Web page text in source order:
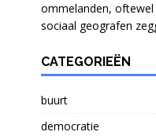
ommelanden, oftewel
sociaal geografen
CATEGORIEËN
buurt
democratie